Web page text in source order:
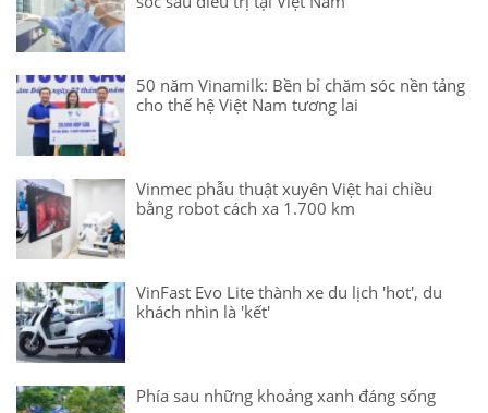
50 năm Vinamilk: Bền bỉ chăm sóc nền tảng
cho thế hệ Việt Nam tương lai
Vinmec phẫu thuật xuyên Việt hai chiều
bằng robot cách xa 1.700 km
VinFast Evo Lite thành xe du lịch 'hot', du
khách nhìn là 'kết'
Phía sau những khoảng xanh đáng sống